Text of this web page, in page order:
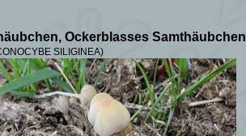
Ockerblasses Samthäubchen
SILIGINEA)